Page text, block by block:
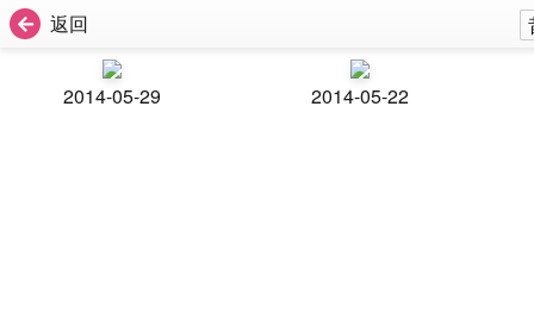
返回
2014-05-29 2014-05-22